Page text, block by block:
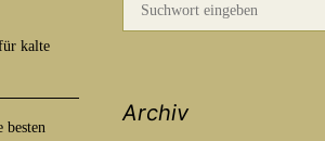
kalte
besten
Archiv